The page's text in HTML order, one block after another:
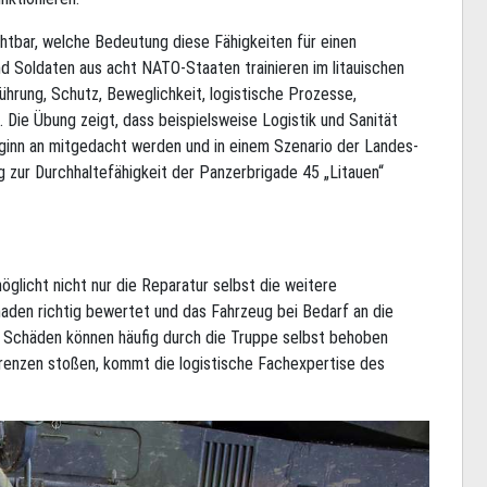
welche Bedeutung diese Fähigkeiten für einen
Soldaten aus acht NATO-Staaten trainieren im litauischen
Schutz, Beweglichkeit, logistische Prozesse,
Übung zeigt, dass beispielsweise Logistik und Sanität
an mitgedacht werden und in einem Szenario der Landes-
Durchhaltefähigkeit der Panzerbrigade 45 „Litauen“
nicht nur die Reparatur selbst die weitere
richtig bewertet und das Fahrzeug bei Bedarf an die
können häufig durch die Truppe selbst behoben
stoßen, kommt die logistische Fachexpertise des